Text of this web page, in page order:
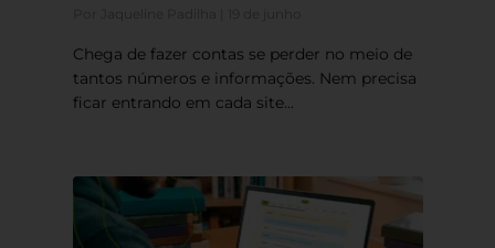
Chega de fazer contas se perder no meio de
tantos números e informações. Nem precisa
ficar entrando em cada site...